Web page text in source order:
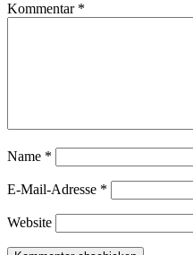
Kommentar *
Name *
E-Mail-Adresse *
Website